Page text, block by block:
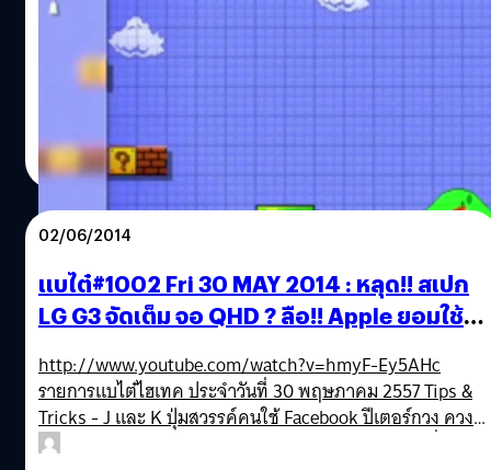
จริงๆ ในงาน E3 2014 ในปีนี้ ฝั่ง Nintendo มีเกมเด็ดๆ มาโชว์
อยู่เยอะ ไม่ว่าจะเป็น Super Smash Bros. Wii U, Pokemon
Omega Ruby / Alpha Sapphire, Bayonetta 2 (ที่แถมภาค
แรกแบบปรับปรุงใหม่ให้ด้วย) มีอีกเกมที่ประกาศกันสดๆ ใน
งานคือ Mario Maker ที่มันดูน่าสนใจเป็นพิเศษก็ตรงที่มันได้
เอาเสน่ห์ความเป็น Nintendo ยุคคลาสสิคกลับมาอีกครั้ง
Read More
02/06/2014
แบไต๋#1002 Fri 30 MAY 2014 : หลุด!! สเปก
LG G3 จัดเต็ม จอ QHD ? ลือ!! Apple ยอมใช้
http://www.youtube.com/watch?v=hmyF-Ey5AHc
รายการแบไต๋ไฮเทค ประจำวันที่ 30 พฤษภาคม 2557 Tips &
Tricks - J และ K ปุ่มสวรรค์คนใช้ Facebook ปีเตอร์กวง ควง
มือถือ - หลุด!! เผยสเปก LG G3 จัดเต็ม จอ QHD ตามที่ลือ -